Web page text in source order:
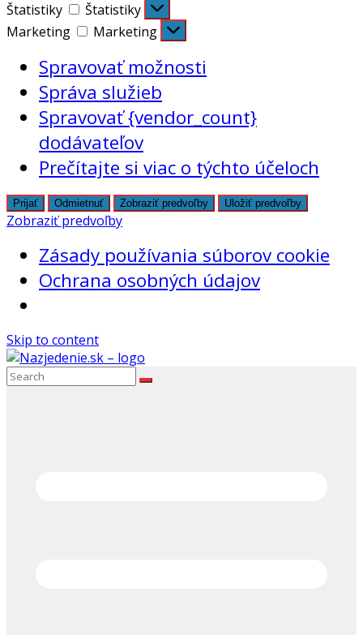
Štatistiky
Štatistiky
Marketing
Marketing
Spravovať možnosti
Správa služieb
Spravovať {vendor_count}
dodávateľov
Prečítajte si viac o týchto účeloch
Prijať Odmietnuť Zobraziť predvoľby Uložiť predvoľby
Zobraziť predvoľby
Zásady používania súborov cookie
Ochrana osobných údajov
Skip to content